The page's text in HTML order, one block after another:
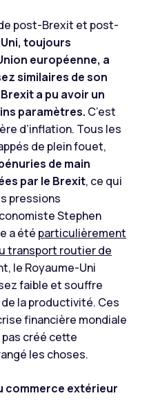
post-Brexit et post-
toujours
européenne, a
similaires de son
a pu avoir un
paramètres. C’est
d’inflation. Tous les
de plein fouet,
de main
par le Brexit, ce qui
pressions
Stephen
a été particulièrement
transport routier de
le Royaume-Uni
faible et souffre
la productivité. Ces
financière mondiale
pas créé cette
les choses.
commerce extérieur